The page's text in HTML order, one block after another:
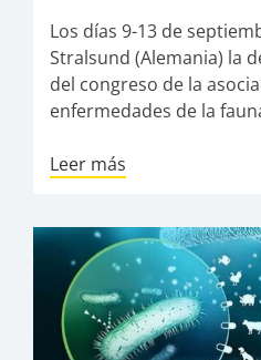
Los días 9-13 de
Stralsund (Alemania) la
del congreso de la
enfermedades de la
Leer más